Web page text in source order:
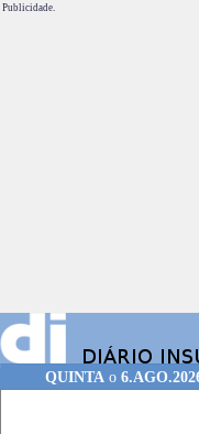
Publicidade.
QUINTAo